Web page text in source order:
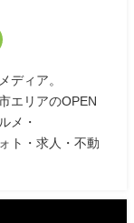
ディア。
エリアのOPEN
メ・
ト・求人・不動